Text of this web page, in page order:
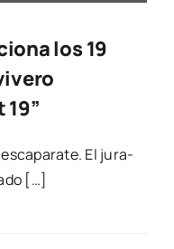
los 19
esca­pa­ra­te. El jura­
[…]